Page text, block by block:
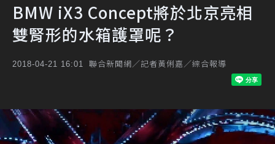
BMW iX3 Concept將於北京亮相
雙腎形的水箱護罩呢？
2018-04-21 16:01 聯合新聞網／記者黃俐嘉／綜合報導